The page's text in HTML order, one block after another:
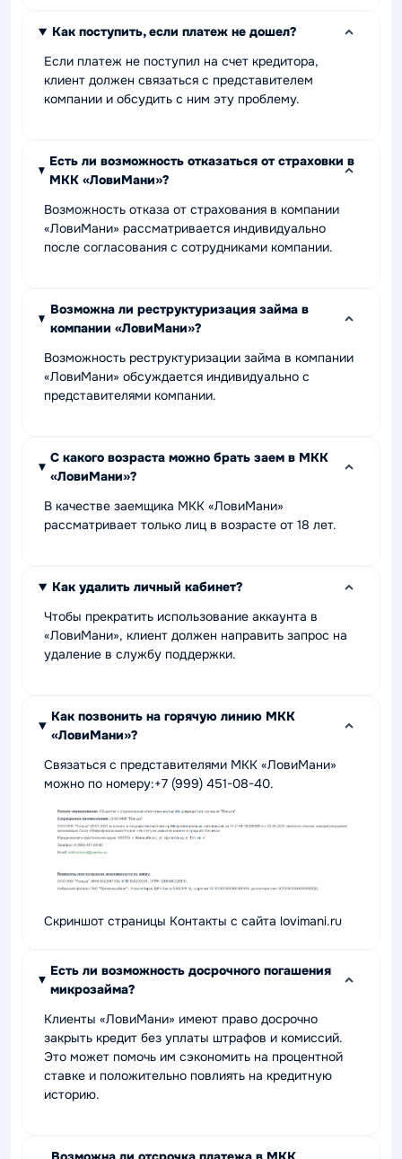
Как поступить, если платеж не дошел?
Если платеж не поступил на счет кредитора,
клиент должен связаться с представителем
компании и обсудить с ним эту проблему.
Есть ли возможность отказаться от страховки в
МКК «ЛовиМани»?
Возможность отказа от страхования в компании
«ЛовиМани» рассматривается индивидуально
после согласования с сотрудниками компании.
Возможна ли реструктуризация займа в
компании «ЛовиМани»?
Возможность реструктуризации займа в компании
«ЛовиМани» обсуждается индивидуально с
представителями компании.
С какого возраста можно брать заем в МКК
«ЛовиМани»?
В качестве заемщика МКК «ЛовиМани»
рассматривает только лиц в возрасте от 18 лет.
Как удалить личный кабинет?
Чтобы прекратить использование аккаунта в
«ЛовиМани», клиент должен направить запрос на
удаление в службу поддержки.
Как позвонить на горячую линию МКК
«ЛовиМани»?
Связаться с представителями МКК «ЛовиМани»
можно по номеру:+7 (999) 451-08-40.
Скриншот страницы Контакты с сайта lovimani.ru
Есть ли возможность досрочного погашения
микрозайма?
Клиенты «ЛовиМани» имеют право досрочно
закрыть кредит без уплаты штрафов и комиссий.
Это может помочь им сэкономить на процентной
ставке и положительно повлиять на кредитную
историю.